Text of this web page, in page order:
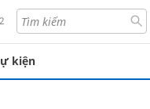
kiện